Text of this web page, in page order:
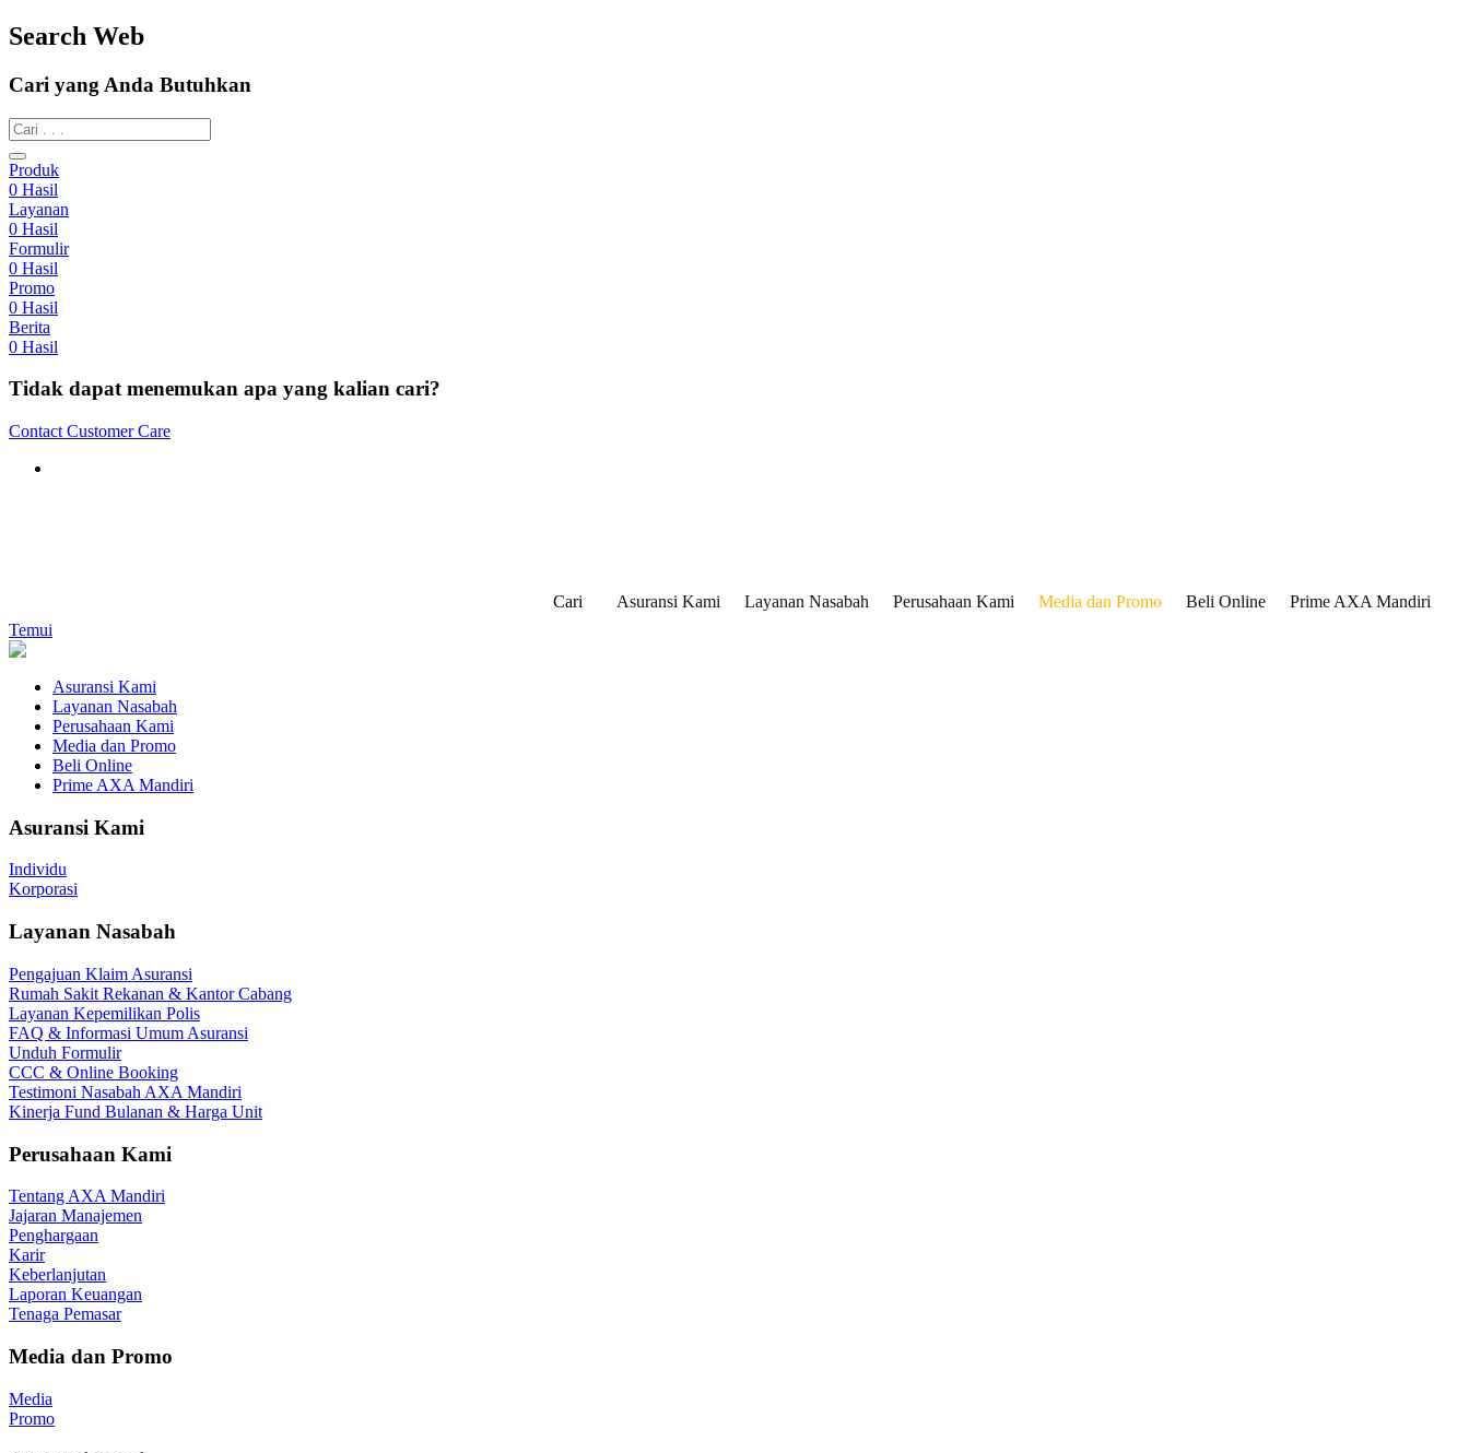
Search Web
Cari yang Anda Butuhkan
Produk
0 Hasil
Layanan
0 Hasil
Formulir
0 Hasil
Promo
0 Hasil
Berita
0 Hasil
Tidak dapat menemukan apa yang kalian cari?
Contact Customer Care
Cari Asuransi Kami Layanan Nasabah Perusahaan Kami Media dan Promo Beli Online
Prime AXA Mandiri
Temui
Asuransi Kami
Layanan Nasabah
Perusahaan Kami
Media dan Promo
Beli Online
Prime AXA Mandiri
Asuransi Kami
Individu
Korporasi
Layanan Nasabah
Pengajuan Klaim Asuransi
Rumah Sakit Rekanan & Kantor Cabang
Layanan Kepemilikan Polis
FAQ & Informasi Umum Asuransi
Unduh Formulir
CCC & Online Booking
Testimoni Nasabah AXA Mandiri
Kinerja Fund Bulanan & Harga Unit
Perusahaan Kami
Tentang AXA Mandiri
Jajaran Manajemen
Penghargaan
Karir
Keberlanjutan
Laporan Keuangan
Tenaga Pemasar
Media dan Promo
Media
Promo